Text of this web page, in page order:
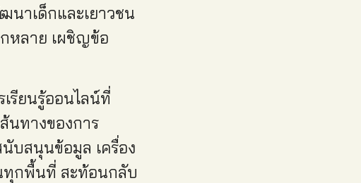
นาเด็กและเยาวชน
หลาย เผชิญข้อ
รียนรู้ออนไลน์ที่
นทางของการ
บสนุนข้อมูล เครื่อง
ทุกพื้นที่ สะท้อนกลับ